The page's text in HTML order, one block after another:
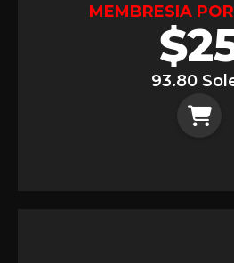
MEMBRESIA
$
93.80